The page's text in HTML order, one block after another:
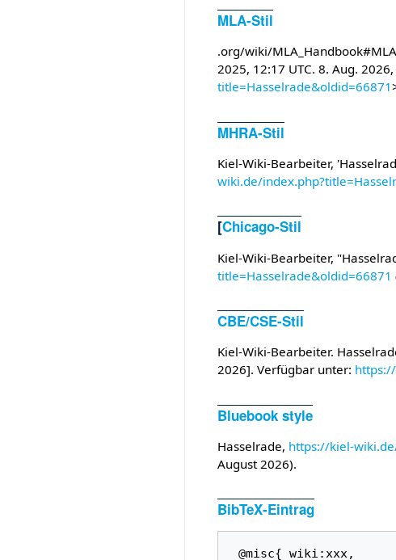
MLA-Stil
.org/wiki/
2025, 12:17 UTC. 8. Aug.
title=Hasselrade&oldid=66871
MHRA-Stil
Kiel-Wiki-Bearbeiter,
wiki.de/
[Chicago-Stil
Kiel-Wiki-Bearbeiter,
title=Hasselrade&oldid=66871
CBE/CSE-Stil
Kiel-Wiki-Bearbeiter.
2026]. Verfügbar unter:
Bluebook style
Hasselrade, https://kiel-
August 2026).
BibTeX-Eintrag